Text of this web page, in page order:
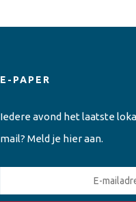
E-PAPER
Iedere avond het laatste
mail? Meld je hier aan.